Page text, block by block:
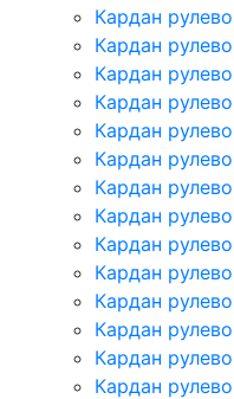
Кардан
Кардан
Кардан
Кардан
Кардан
Кардан
Кардан
Кардан
Кардан
Кардан
Кардан
Кардан
Кардан
Кардан